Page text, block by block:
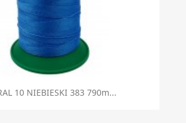
10 NIEBIESKI 383 790m...